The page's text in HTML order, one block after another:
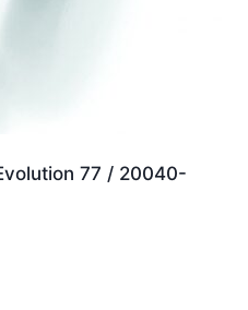
77 / 20040-